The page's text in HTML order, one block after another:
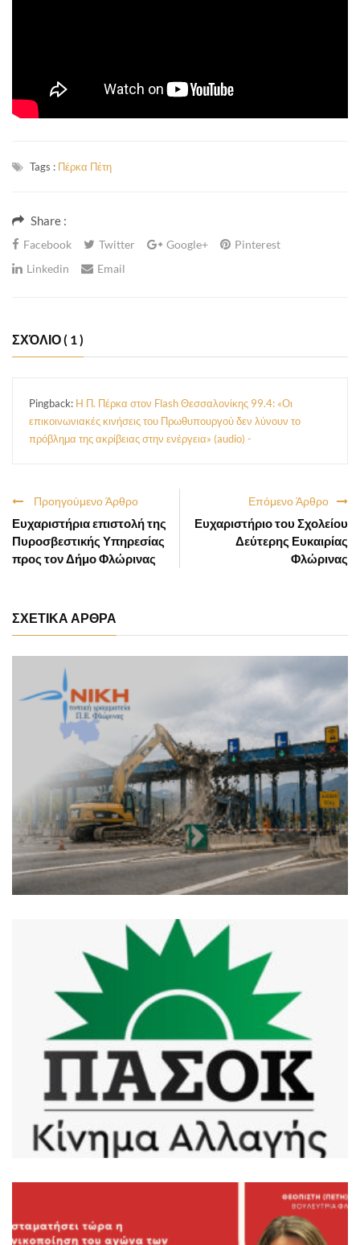
Tags : Πέρκα Πέτη
Share :
Facebook Twitter Google+
Pinterest
Linkedin
Email
ΣΧΌΛΙΟ( 1 )
Pingback: H Π. Πέρκα στον Flash Θεσσαλονίκης 99.4: «Οι
επικοινωνιακές κινήσεις του Πρωθυπουργού δεν λύνουν το
πρόβλημα της ακρίβειας στην ενέργεια» (audio) -
Επόμενο Άρθρο
Ευχαριστήριο του Σχολείου
Δεύτερης Ευκαιρίας
Φλώρινας
Προηγούμενο Άρθρο
Ευχαριστήρια επιστολή της
Πυροσβεστικής Υπηρεσίας
προς τον Δήμο Φλώρινας
ΣΧΕΤΙΚΑ ΑΡΘΡΑ